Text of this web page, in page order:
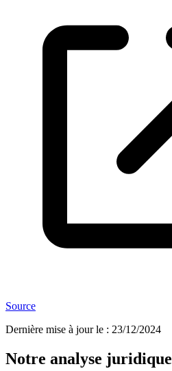
Source
Dernière mise à jour le : 23/12/2024
Notre analyse juridique